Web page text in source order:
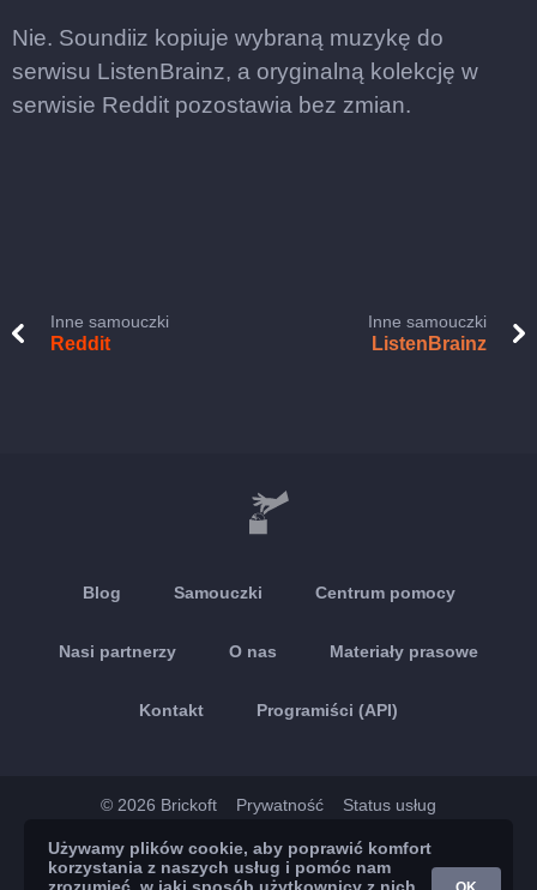
Nie. Soundiiz kopiuje wybraną muzykę do
serwisu ListenBrainz, a oryginalną kolekcję w
serwisie Reddit pozostawia bez zmian.
Inne samouczki
Reddit
Inne samouczki
ListenBrainz
Blog Samouczki Centrum pomocy
Nasi partnerzy O nas Materiały prasowe
Kontakt Programiści (API)
© 2026 Brickoft Prywatność Status usług
App Store Google Play
Używamy plików cookie, aby poprawić komfort
korzystania z naszych usług i pomóc nam